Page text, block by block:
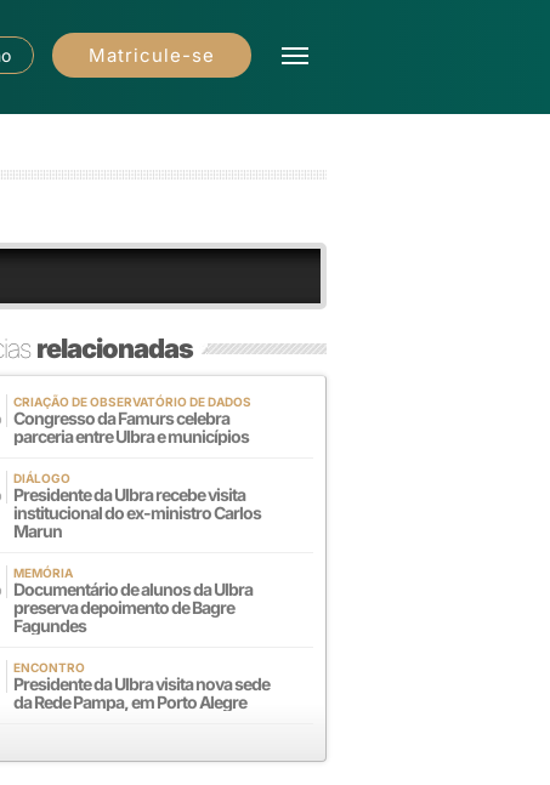
Matricule-se
relacionadas
CRIAÇÃO DE OBSERVATÓRIO DE DADOS
Congresso da Famurs celebra
parceria entre Ulbra e municípios
DIÁLOGO
Presidente da Ulbra recebe visita
institucional do ex-ministro Carlos
Marun
MEMÓRIA
Documentário de alunos da Ulbra
preserva depoimento de Bagre
Fagundes
ENCONTRO
Presidente da Ulbra visita nova sede
da Rede Pampa, em Porto Alegre